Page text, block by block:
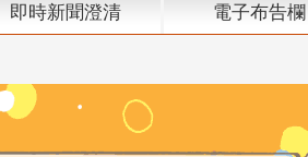
即時新聞澄清 電子布告欄